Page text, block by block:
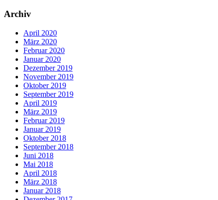
Archiv
April 2020
März 2020
Februar 2020
Januar 2020
Dezember 2019
November 2019
Oktober 2019
September 2019
April 2019
März 2019
Februar 2019
Januar 2019
Oktober 2018
September 2018
Juni 2018
Mai 2018
April 2018
März 2018
Januar 2018